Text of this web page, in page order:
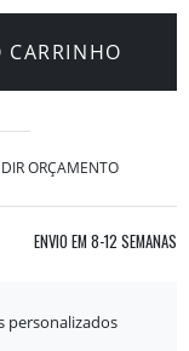
ORÇAMENTO
ENVIO EM 8-12 SEMANAS
personalizados